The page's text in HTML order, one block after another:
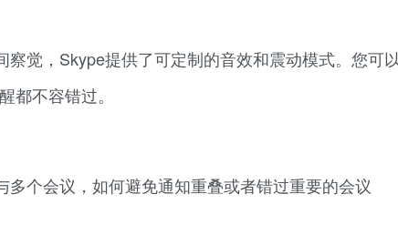
觉，Skype提供了可定制的音效和震动模式。您可
都不容错过。
个会议，如何避免通知重叠或者错过重要的会议